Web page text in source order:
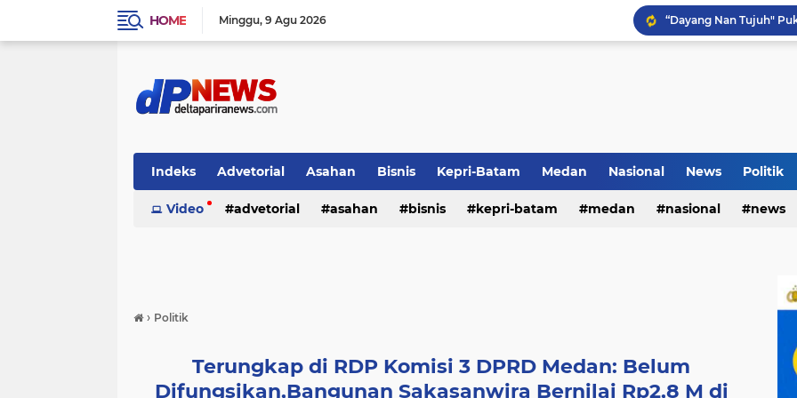
HOME Minggu 9 Agu 2026
Pemko Medan Raih
Rico di Sekolah Rakyat
Indeks Advetorial Asahan Bisnis Kepri-Batam Medan Nasional News Politik
Video advetorial asahan bisnis kepri-batam medan nasional news
› Politik
Terungkap di RDP Komisi 3 DPRD Medan: Belum
Difungsikan,Bangunan Sakasanwira Bernilai Rp2,8 M di